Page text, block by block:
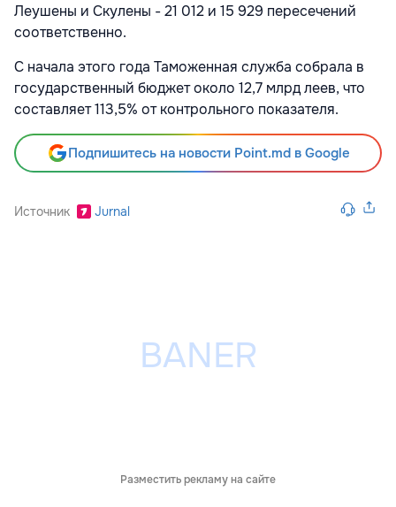
Леушены и Скулены - 21 012 и 15 929 пересечений
соответственно.
С начала этого года Таможенная служба собрала в
государственный бюджет около 12,7 млрд леев, что
составляет 113,5% от контрольного показателя.
Подпишитесь на новости Point.md в Google
Источник Jurnal
Разместить рекламу на сайте